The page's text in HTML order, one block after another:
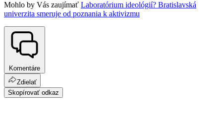
Mohlo by Vás zaujímať Laboratórium ideológií? Bratislavská
univerzita smeruje od poznania k aktivizmu
Komentáre
Zdielať
Skopírovať odkaz